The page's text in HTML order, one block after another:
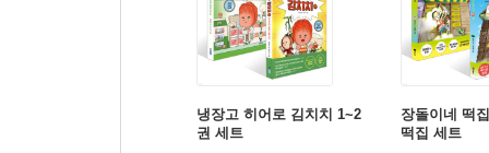
냉장고 히어로 김치치 1~2
권 세트
장돌이네 떡
떡집 세트